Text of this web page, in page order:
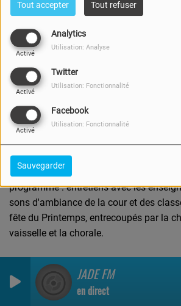
Tout accepter Tout refuser
Analytics
Activé
Utilisation: Analyse
Twitter
Activé
Utilisation: Fonctionnalité
Facebook
Activé
Utilisation: Fonctionnalité
Sauvegarder
JADE FM
en direct
0
26 MARS 2023
Écouter le podcast
Dans cet épisode de Peindre et
à l'Ecole Nyoiseau alternative à la Plaine
programme : entretiens avec les
sons d'ambiance de la cour et des
fête du Printemps, entrecoupés par la
vaisselle et la chorale.